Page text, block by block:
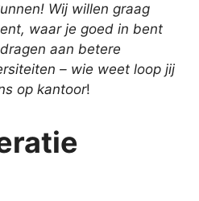
Wij willen graag
waar je goed in bent
aan betere
– wie weet loop jij
op kantoor!